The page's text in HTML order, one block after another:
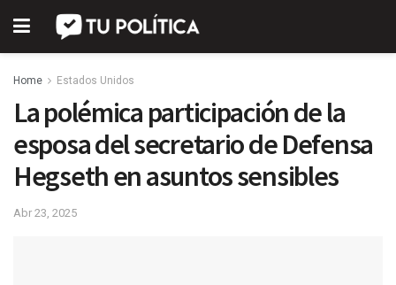
Home Estados Unidos
La polémica participación de la
esposa del secretario de Defensa
Hegseth en asuntos sensibles
Abr 23, 2025